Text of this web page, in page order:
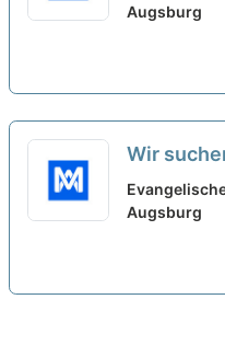
oder
Augsburg
Wir
(m/w/d)
Augsburg